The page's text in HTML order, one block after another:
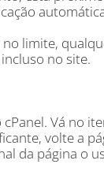
limite,
no site.
Vá no
volte a
da página o